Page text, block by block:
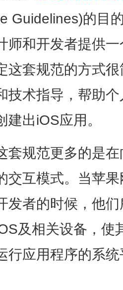
Guidelines)的目
师和开发者提供
这套规范的方式
技术指导，帮助
建出iOS应用。
套规范更多的是
交互模式。当苹
发者的时候，他
及相关设备，使
行应用程序的系